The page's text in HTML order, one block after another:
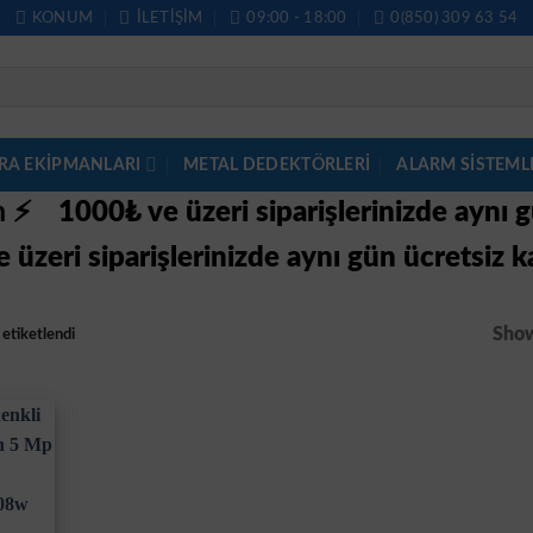
KONUM İLETIŞIM 09:00 - 18:00 0(850) 309 63 54
EKİPMANLARI METAL DEDEKTÖRLERI ALARM
1000₺ ve üzeri siparişlerinizde aynı
üzeri siparişlerinizde aynı gün ücretsiz
etiketlendi